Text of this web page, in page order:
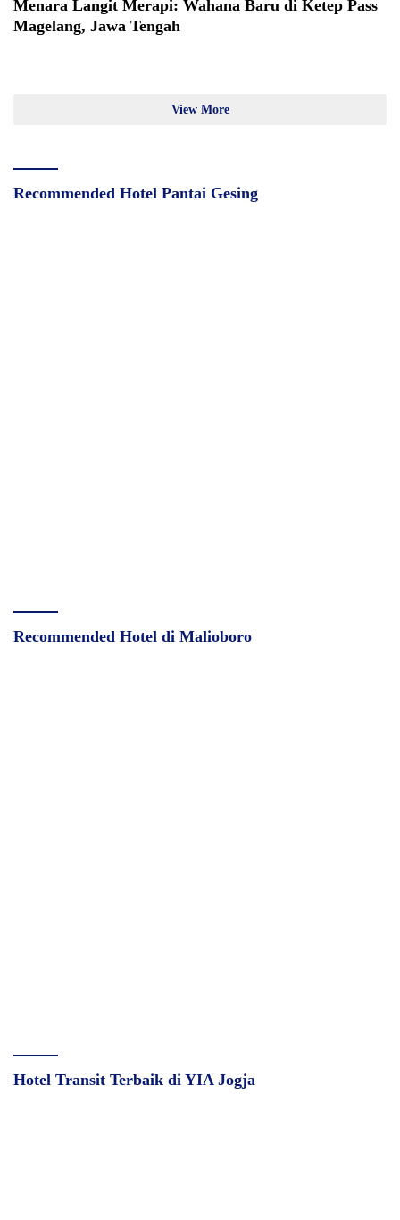
Menara Langit Merapi: Wahana Baru di Ketep Pass
Magelang, Jawa Tengah
View More
Recommended Hotel Pantai Gesing
Recommended Hotel di Malioboro
Hotel Transit Terbaik di YIA Jogja